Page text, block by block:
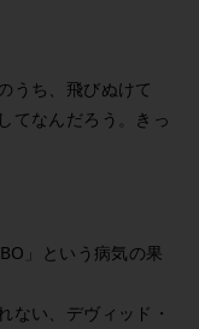
うち、飛びぬけて
てなんだろう。きっ
」という病気の果
ない、デヴィッド・